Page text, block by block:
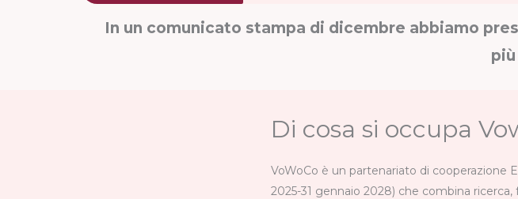
In un comunicato stampa di dicembre abbiamo
Di cosa si occupa
VoWoCo è un partenariato di cooperazione
2025-31 gennaio 2028) che combina